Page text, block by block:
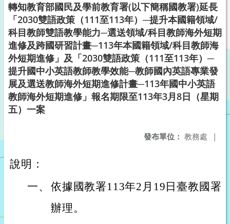
轉知教育部國民及學前教育署(以下簡稱國教署)延長
「2030雙語政策（111至113年）─提升本國籍領域/
科目教師雙語教學能力─選送領域/科目教師海外短期
進修及跨國研習計畫─113年本國籍領域/科目教師海
外短期進修」及「2030雙語政策（111至113年）─
提升國中小英語教師教學效能─教師國內英語專業發
展及選送教師海外短期進修計畫─113年國中小英語
教師海外短期進修」報名期限至113年3月8日（星期
五）一案
發布單位： 教務處 |
說明：
一、 依據國教署113年2月19日臺教國署
辦理。